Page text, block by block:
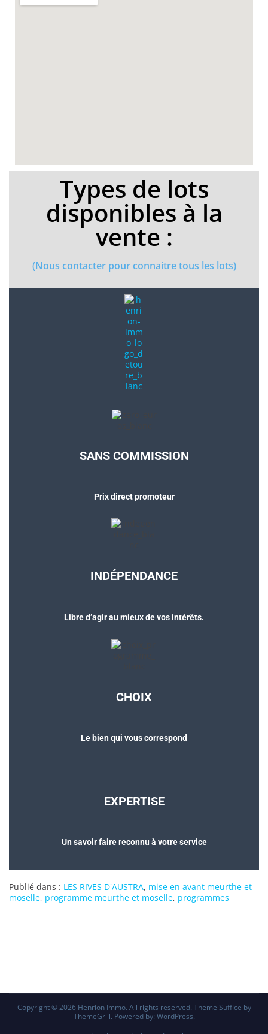
Types de lots
disponibles à la
vente :
(Nous contacter pour connaitre tous les lots)
SANS COMMISSION
Prix direct promoteur
INDÉPENDANCE
Libre d’agir au mieux de vos intérêts.
CHOIX
Le bien qui vous correspond
EXPERTISE
Un savoir faire reconnu à votre service
Publié dans : LES RIVES D'AUSTRA, mise en avant meurthe et
moselle, programme meurthe et moselle, programmes
Copyright © 2026 Henrion Immo. All rights reserved. Theme Suffice by
ThemeGrill. Powered by: WordPress.